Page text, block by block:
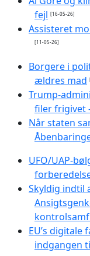
fejl [16-05-26]
Assisteret
[11-05-26]
Borgere i
ældres mad
Trump-
filer frigivet
Når staten
UFO/UAP-
Skyldig indtil
EU’s
indgangen